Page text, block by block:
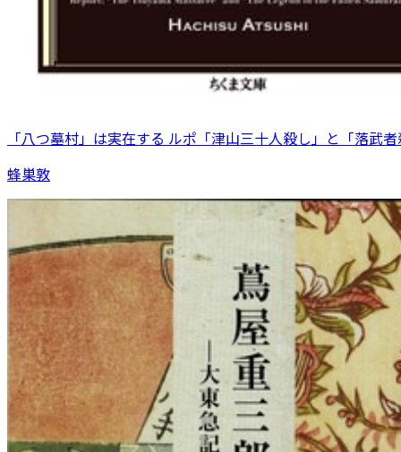
「八つ墓村」は実在する ルポ「津山三十人殺し」と「落武
蜂巣敦